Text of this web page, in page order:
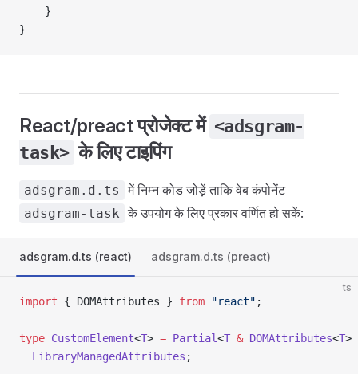
    }
}
React/preact प्रोजेक्ट में <adsgram-
task> के लिए टाइपिंग
adsgram.d.ts में निम्न कोड जोड़ें ताकि वेब कंपोनेंट
adsgram-task के उपयोग के लिए प्रकार वर्णित हो सकें:
adsgram.d.ts (react) adsgram.d.ts (preact)
ts
import { DOMAttributes } from "react" ;
type CustomElement<T> = Partial<T & DOMAttributes<T>
  LibraryManagedAttributes
;